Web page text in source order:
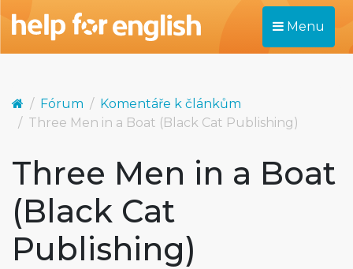
Menu
Fórum
Komentáře k článkům
Three Men in a Boat (Black Cat Publishing)
Three Men in a Boat
(Black Cat
Publishing)